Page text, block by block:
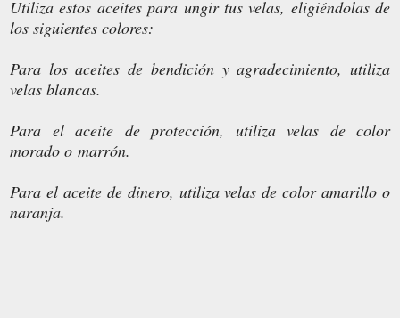
Utiliza estos aceites para ungir tus velas, eligiéndolas de
los siguientes colores:
Para los aceites de bendición y agradecimiento, utiliza
velas blancas.
Para el aceite de protección, utiliza velas de color
morado o marrón.
Para el aceite de dinero, utiliza velas de color amarillo o
naranja.